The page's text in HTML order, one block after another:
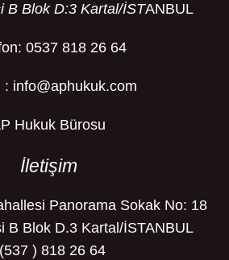
B Blok D:3 Kartal/İSTANBUL
0537 818 26 64
: info@aphukuk.com
Hukuk Bürosu
İletişim
Panorama Sokak No: 18
B Blok D.3 Kartal/İSTANBUL
) 818 26 64